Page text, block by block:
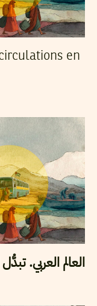
en
العالم العربي.